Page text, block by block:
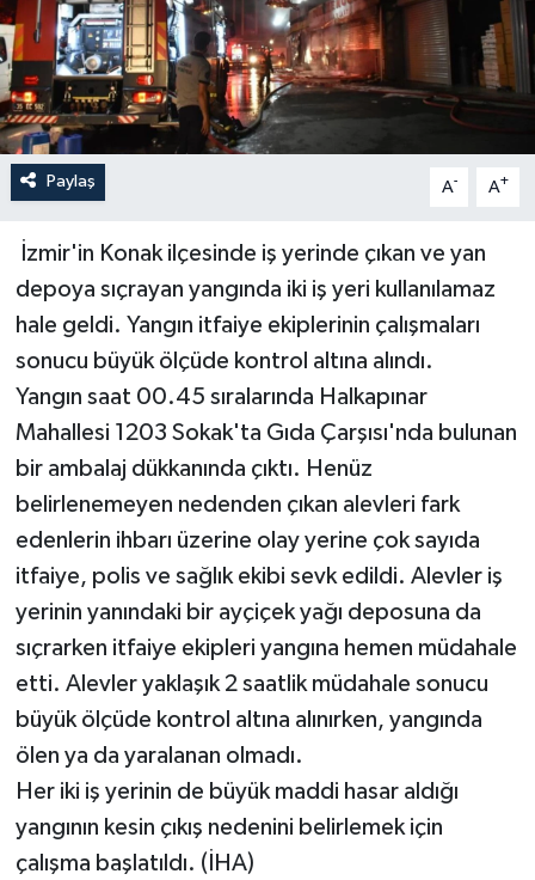
Paylaş A- A+
İzmir'in Konak ilçesinde iş yerinde çıkan ve yan
depoya sıçrayan yangında iki iş yeri kullanılamaz
hale geldi. Yangın itfaiye ekiplerinin çalışmaları
sonucu büyük ölçüde kontrol altına alındı.
Yangın saat 00.45 sıralarında Halkapınar
Mahallesi 1203 Sokak'ta Gıda Çarşısı'nda bulunan
bir ambalaj dükkanında çıktı. Henüz
belirlenemeyen nedenden çıkan alevleri fark
edenlerin ihbarı üzerine olay yerine çok sayıda
itfaiye, polis ve sağlık ekibi sevk edildi. Alevler iş
yerinin yanındaki bir ayçiçek yağı deposuna da
sıçrarken itfaiye ekipleri yangına hemen müdahale
etti. Alevler yaklaşık 2 saatlik müdahale sonucu
büyük ölçüde kontrol altına alınırken, yangında
ölen ya da yaralanan olmadı.
Her iki iş yerinin de büyük maddi hasar aldığı
yangının kesin çıkış nedenini belirlemek için
çalışma başlatıldı. (İHA)